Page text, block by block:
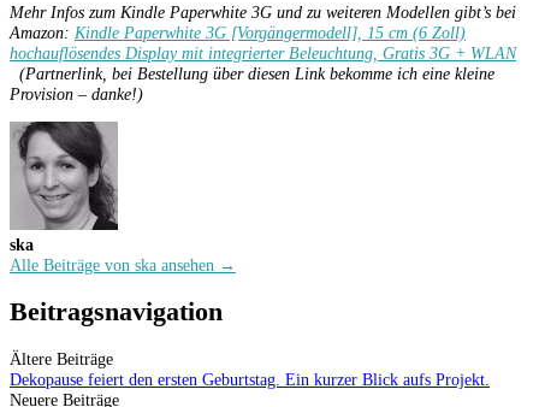
Mehr Infos zum Kindle Paperwhite 3G und zu weiteren Modellen gibt’s bei
Amazon: Kindle Paperwhite 3G [Vorgängermodell], 15 cm (6 Zoll)
hochauflösendes Display mit integrierter Beleuchtung, Gratis 3G + WLAN
(Partnerlink, bei Bestellung über diesen Link bekomme ich eine kleine
Provision – danke!)
ska
Alle Beiträge von ska ansehen →
Beitragsnavigation
Ältere Beiträge
Dekopause feiert den ersten Geburtstag. Ein kurzer Blick aufs Projekt.
Neuere Beiträge